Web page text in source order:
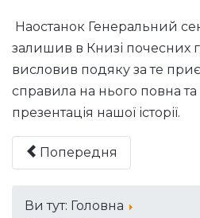
Наостанок Генеральний
залишив в Книзі почесних
висловив подяку за те
справила на нього повна
презентація нашої історії.
Попередня
Ви тут: Головна